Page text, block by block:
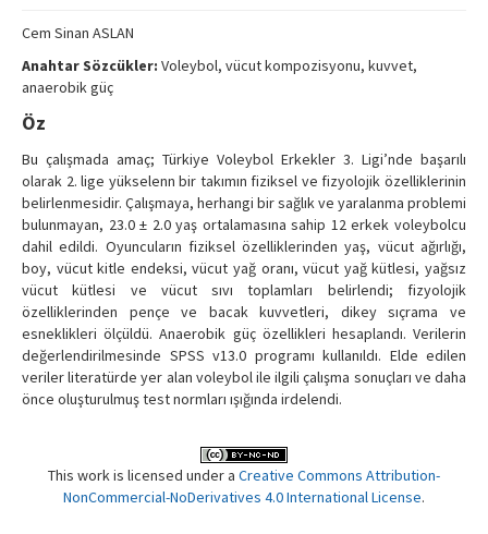
Contact Us
Cem Sinan ASLAN
Anahtar Sözcükler: Voleybol, vücut kompozisyonu, kuvvet,
anaerobik güç
Öz
Bu çalışmada amaç; Türkiye Voleybol Erkekler 3. Ligi’nde başarılı
olarak 2. lige yükselenn bir takımın fiziksel ve fizyolojik özelliklerinin
belirlenmesidir. Çalışmaya, herhangi bir sağlık ve yaralanma problemi
bulunmayan, 23.0 ± 2.0 yaş ortalamasına sahip 12 erkek voleybolcu
dahil edildi. Oyuncuların fiziksel özelliklerinden yaş, vücut ağırlığı,
boy, vücut kitle endeksi, vücut yağ oranı, vücut yağ kütlesi, yağsız
vücut kütlesi ve vücut sıvı toplamları belirlendi; fizyolojik
özelliklerinden pençe ve bacak kuvvetleri, dikey sıçrama ve
esneklikleri ölçüldü. Anaerobik güç özellikleri hesaplandı. Verilerin
değerlendirilmesinde SPSS v13.0 programı kullanıldı. Elde edilen
veriler literatürde yer alan voleybol ile ilgili çalışma sonuçları ve daha
önce oluşturulmuş test normları ışığında irdelendi.
This work is licensed under a Creative Commons Attribution-
NonCommercial-NoDerivatives 4.0 International License.